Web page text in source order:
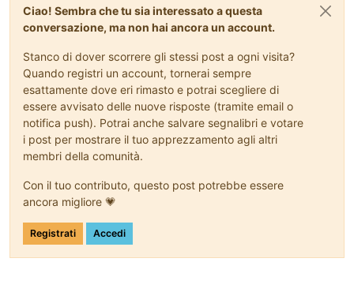
Ciao! Sembra che tu sia interessato a questa
conversazione, ma non hai ancora un account.
Stanco di dover scorrere gli stessi post a ogni visita?
Quando registri un account, tornerai sempre
esattamente dove eri rimasto e potrai scegliere di
essere avvisato delle nuove risposte (tramite email o
notifica push). Potrai anche salvare segnalibri e votare
i post per mostrare il tuo apprezzamento agli altri
membri della comunità.
Con il tuo contributo, questo post potrebbe essere
ancora migliore 💗
Registrati Accedi